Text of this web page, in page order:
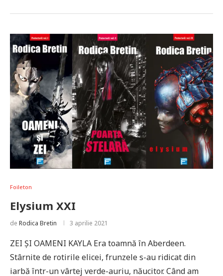
Foileton
Elysium XXI
de Rodica Bretin 3 aprilie 2021
ZEI ŞI OAMENI KAYLA Era toamnă în Aberdeen.
Stârnite de rotirile elicei, frunzele s-au ridicat din
iarbă într-un vârtej verde-auriu, năucitor. Când am